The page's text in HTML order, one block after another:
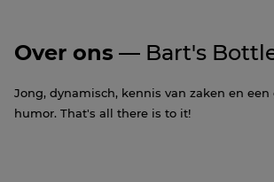
Over ons — Bart's
Jong, dynamisch, kennis van zaken en een
humor. That's all there is to it!